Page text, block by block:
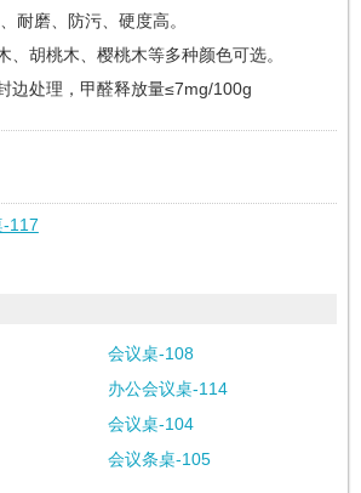
耐磨、防污、硬度高。
、胡桃木、樱桃木等多种颜色可选。
边处理，甲醛释放量≤7mg/100g
-117
会议桌-108
办公会议桌-114
会议桌-104
会议条桌-105